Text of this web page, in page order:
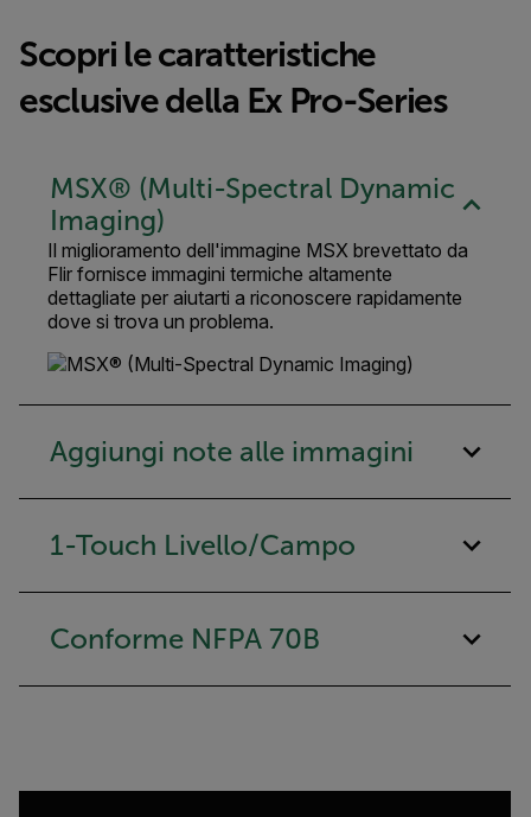
Scopri le caratteristiche
esclusive della Ex Pro-Series
MSX® (Multi-Spectral Dynamic
Imaging)
Il miglioramento dell'immagine MSX brevettato da
Flir fornisce immagini termiche altamente
dettagliate per aiutarti a riconoscere rapidamente
dove si trova un problema.
Aggiungi note alle immagini
1-Touch Livello/Campo
Conforme NFPA 70B